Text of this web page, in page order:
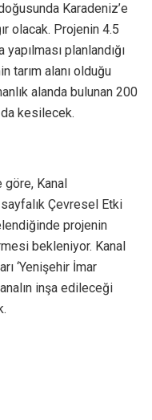
Karadeniz’e
olacak. Projenin 4.5
planlandığı
tarım alanı olduğu
alanda bulunan 200
kesilecek.
Kanal
Çevresel Etki
projenin
bekleniyor. Kanal
‘Yenişehir İmar
inşa edileceği